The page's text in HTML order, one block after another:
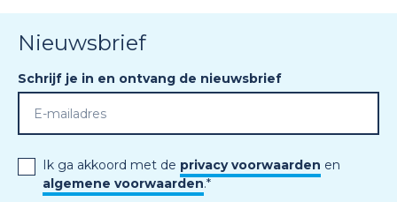
Nieuwsbrief
Schrijf je in en ontvang de nieuwsbrief
Ik ga akkoord met de privacy voorwaarden en
algemene voorwaarden.*